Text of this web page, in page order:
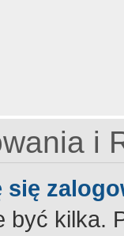
i
się
być kilka.